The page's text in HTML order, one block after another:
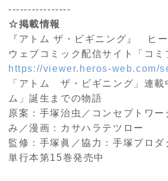
----------------
☆掲載情報
『アトム ザ・ビギニング』 ヒ
ウェブコミック配信サイト「コ
https://viewer.heros-web.com/
「アトム ザ・ビギニング」連
ム」誕生までの物語
原案：手塚治虫／コンセプトワー
み／漫画：カサハラテツロー
監修：手塚眞／協力：手塚プロダ
単行本第15巻発売中